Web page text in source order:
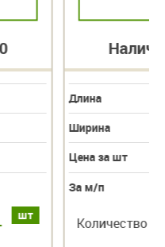
шт
Длина
Ширина
Цена за шт
За м/п
Количество